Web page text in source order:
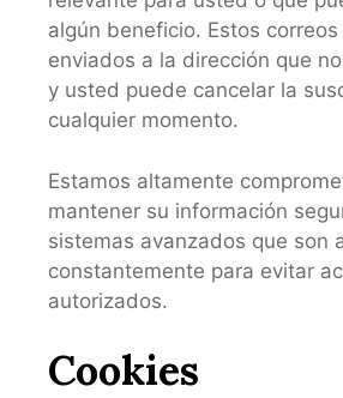
algún beneficio. Estos correos
enviados a la dirección que
y usted puede cancelar la
cualquier momento.
Estamos altamente
mantener su información
sistemas avanzados que son
constantemente para evitar
autorizados.
Cookies